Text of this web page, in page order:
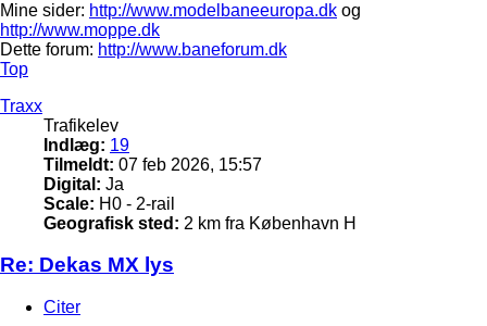
Mine sider: http://www.modelbaneeuropa.dk og
http://www.moppe.dk
Dette forum: http://www.baneforum.dk
Top
Traxx
Trafikelev
Indlæg: 19
Tilmeldt: 07 feb 2026, 15:57
Digital: Ja
Scale: H0 - 2-rail
Geografisk sted: 2 km fra København H
Re: Dekas MX lys
Citer